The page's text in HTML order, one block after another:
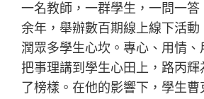
一名教師，一群學生，一問一
余年，舉辦數百期線上線下活動
潤眾多學生心坎。專心、用情、
把事理講到學生心田上，路丙輝
了榜樣。在他的影響下，學生